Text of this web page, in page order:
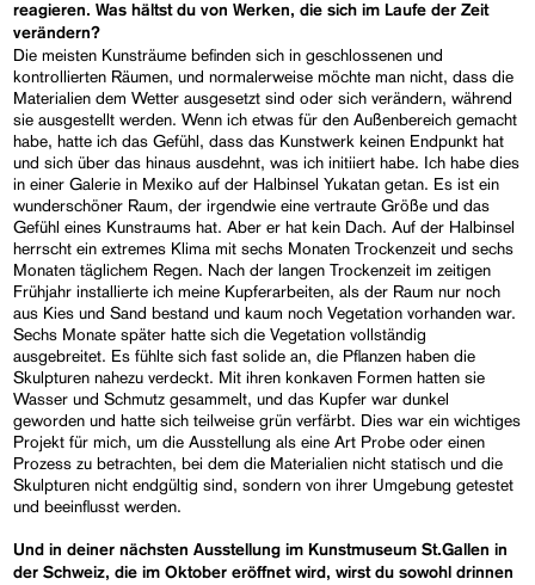
reagieren. Was hältst du von Werken, die sich im Laufe der Zeit
verändern?
Die meisten Kunsträume befinden sich in geschlossenen und
kontrollierten Räumen, und normalerweise möchte man nicht, dass die
Materialien dem Wetter ausgesetzt sind oder sich verändern, während
sie ausgestellt werden. Wenn ich etwas für den Außenbereich gemacht
habe, hatte ich das Gefühl, dass das Kunstwerk keinen Endpunkt hat
und sich über das hinaus ausdehnt, was ich initiiert habe. Ich habe dies
in einer Galerie in Mexiko auf der Halbinsel Yukatan getan. Es ist ein
wunderschöner Raum, der irgendwie eine vertraute Größe und das
Gefühl eines Kunstraums hat. Aber er hat kein Dach. Auf der Halbinsel
herrscht ein extremes Klima mit sechs Monaten Trockenzeit und sechs
Monaten täglichem Regen. Nach der langen Trockenzeit im zeitigen
Frühjahr installierte ich meine Kupferarbeiten, als der Raum nur noch
aus Kies und Sand bestand und kaum noch Vegetation vorhanden war.
Sechs Monate später hatte sich die Vegetation vollständig
ausgebreitet. Es fühlte sich fast solide an, die Pflanzen haben die
Skulpturen nahezu verdeckt. Mit ihren konkaven Formen hatten sie
Wasser und Schmutz gesammelt, und das Kupfer war dunkel
geworden und hatte sich teilweise grün verfärbt. Dies war ein wichtiges
Projekt für mich, um die Ausstellung als eine Art Probe oder einen
Prozess zu betrachten, bei dem die Materialien nicht statisch und die
Skulpturen nicht endgültig sind, sondern von ihrer Umgebung getestet
und beeinflusst werden.
Und in deiner nächsten Ausstellung im Kunstmuseum St.Gallen in
der Schweiz, die im Oktober eröffnet wird, wirst du sowohl drinnen